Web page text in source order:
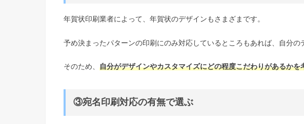
年賀状印刷業者によって、年賀状のデザインもさまざまです。
予め決まったパターンの印刷にのみ対応しているところもあれば、自分の
そのため、 自分がデザインやカスタマイズにどの程度こだわりがあるかを
③宛名印刷対応の有無で選ぶ